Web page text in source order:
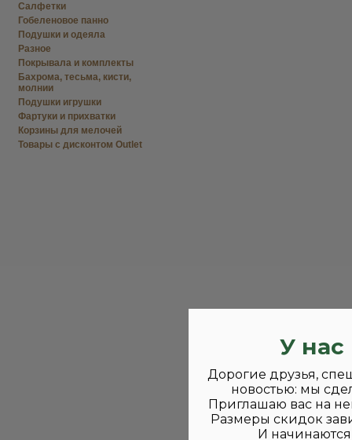
Салфетки
Гобеленовое панно
Подушки и одеяла
Разное
Покрывала и комплекты
Бахрома, тесьма, кисти,
молнии
Подушки игрушки
Фартуки и прихватки
Корзины для мелочей
Товары с дисконтом Outlet
У нас
Дорогие друзья,
новостью: мы
Приглашаю вас на
Размеры скидок
И начинаются